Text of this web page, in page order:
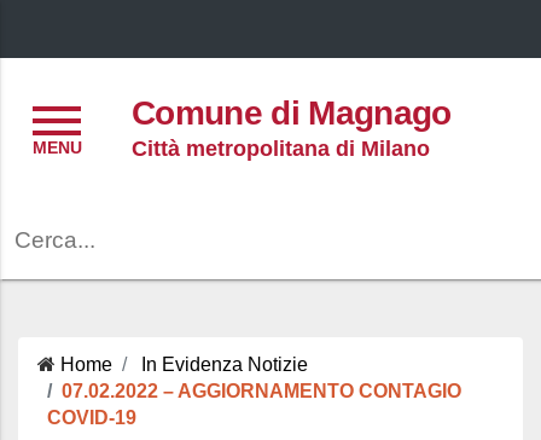
Comune di Magnago
Città metropolitana di Milano
Home In Evidenza Notizie
07.02.2022 – AGGIORNAMENTO CONTAGIO
COVID-19